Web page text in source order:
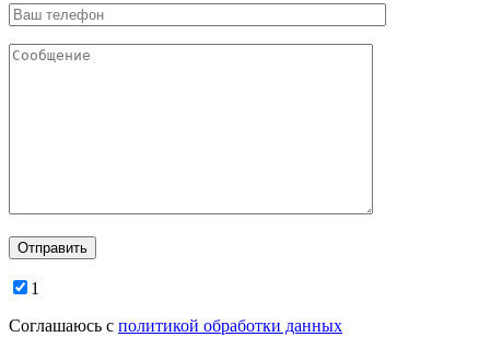
1
Соглашаюсь с политикой обработки данных